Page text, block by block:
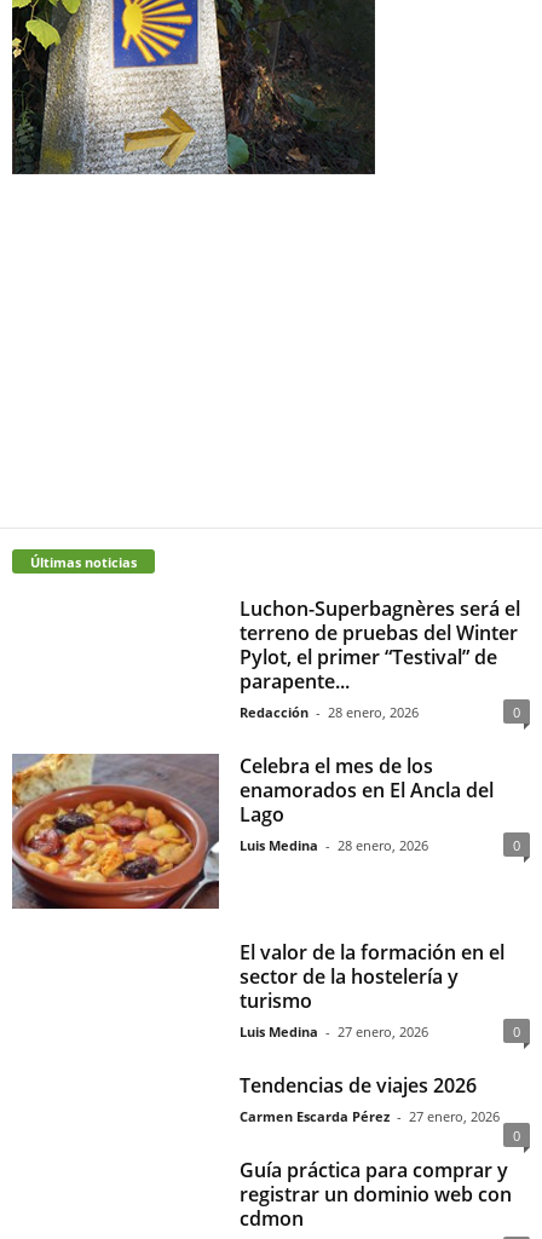
Últimas noticias
Luchon-Superbagnères será el
terreno de pruebas del Winter
Pylot, el primer “Testival” de
parapente...
Redacción - 28 enero, 2026 0
Celebra el mes de los
enamorados en El Ancla del
Lago
Luis Medina - 28 enero, 2026 0
El valor de la formación en el
sector de la hostelería y
turismo
Luis Medina - 27 enero, 2026 0
Tendencias de viajes 2026
Carmen Escarda Pérez - 27 enero, 2026
0
Guía práctica para comprar y
registrar un dominio web con
cdmon